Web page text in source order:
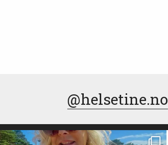
@helsetine.no